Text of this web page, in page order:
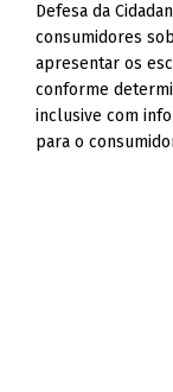
Defesa da
consumidores
apresentar os
conforme
inclusive com
para o